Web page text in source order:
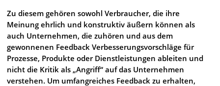
Zu diesem gehören sowohl Verbraucher, die ihre
Meinung ehrlich und konstruktiv äußern können als
auch Unternehmen, die zuhören und aus dem
gewonnenen Feedback Verbesserungsvorschläge für
Prozesse, Produkte oder Dienstleistungen ableiten und
nicht die Kritik als „Angriff“ auf das Unternehmen
verstehen. Um umfangreiches Feedback zu erhalten,